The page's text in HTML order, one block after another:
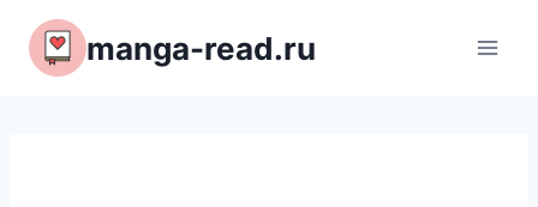
Перейти
содержимому
manga-read.ru